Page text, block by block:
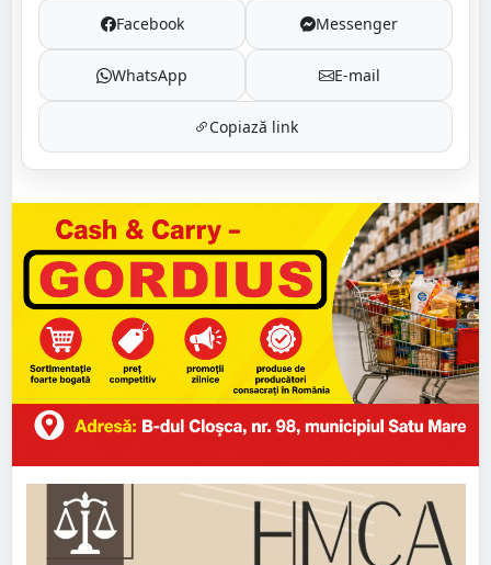
Facebook Messenger
WhatsApp E-mail
Copiază link